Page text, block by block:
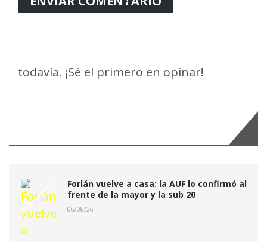
todavía. ¡Sé el primero en opinar!
Forlán vuelve a casa: la AUF lo confirmó al
frente de la mayor y la sub 20
06/08/26